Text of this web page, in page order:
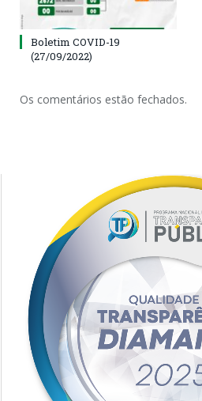
Boletim COVID-19
(27/09/2022)
Os comentários estão fechados.